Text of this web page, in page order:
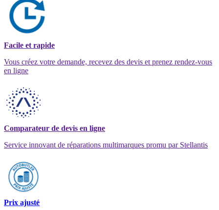
Facile et rapide
Vous créez votre demande, recevez des devis et prenez rendez-vous
en ligne
Comparateur de devis en ligne
Service innovant de réparations multimarques promu par Stellantis
Prix ajusté